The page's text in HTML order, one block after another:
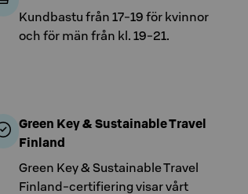
Kundbastu från 17-19 för kvinnor
och för män från kl. 19-21.
Green Key & Sustainable Travel
Finland
Green Key & Sustainable Travel
Finland-certifiering visar vårt